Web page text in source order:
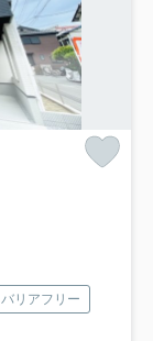
バリアフリー